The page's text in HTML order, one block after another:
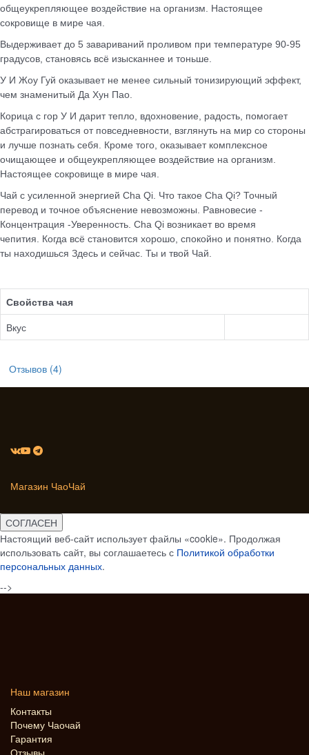
общеукрепляющее воздействие на организм. Настоящее
сокровище в мире чая.
Выдерживает до 5 завариваний проливом при температуре 90-95
градусов, становясь всё изысканнее и тоньше.
У И Жоу Гуй оказывает не менее сильный тонизирующий эффект,
чем знаменитый Да Хун Пао.
Корица с гор У И дарит тепло, вдохновение, радость, помогает
абстрагироваться от повседневности, взглянуть на мир со стороны
и лучше познать себя. Кроме того, оказывает комплексное
очищающее и общеукрепляющее воздействие на организм.
Настоящее сокровище в мире чая.
Чай с усиленной энергией Cha Qi. Что такое Cha Qi? Точный
перевод и точное объяснение невозможны. Равновесие -
Концентрация -Уверенность. Cha Qi возникает во время
чепития. Когда всё становится хорошо, спокойно и понятно. Когда
ты находишься Здесь и сейчас. Ты и твой Чай.
Свойства чая
Вкус
Отзывов (4)
Магазин ЧаоЧай
СОГЛАСЕН
Настоящий веб-сайт использует файлы «cookie». Продолжая
использовать сайт, вы соглашаетесь с Политикой обработки
персональных данных.
-->
Наш магазин
Контакты
Почему Чаочай
Гарантия
Отзывы